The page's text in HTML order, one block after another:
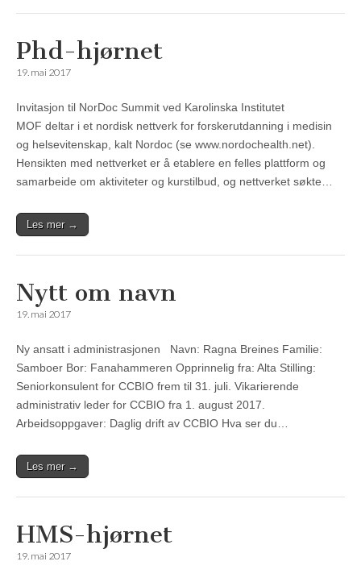
Phd-hjørnet
19. mai 2017
Invitasjon til NorDoc Summit ved Karolinska Institutet
MOF deltar i et nordisk nettverk for forskerutdanning i medisin
og helsevitenskap, kalt Nordoc (se www.nordochealth.net).
Hensikten med nettverket er å etablere en felles plattform og
samarbeide om aktiviteter og kurstilbud, og nettverket søkte…
Les mer →
Nytt om navn
19. mai 2017
Ny ansatt i administrasjonen Navn: Ragna Breines Familie:
Samboer Bor: Fanahammeren Opprinnelig fra: Alta Stilling:
Seniorkonsulent for CCBIO frem til 31. juli. Vikarierende
administrativ leder for CCBIO fra 1. august 2017.
Arbeidsoppgaver: Daglig drift av CCBIO Hva ser du…
Les mer →
HMS-hjørnet
19. mai 2017